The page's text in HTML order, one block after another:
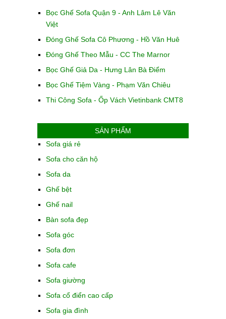
Bọc Ghế Sofa Quận 9 - Anh Lâm Lê Văn
Việt
Đóng Ghế Sofa Cô Phương - Hồ Văn Huê
Đóng Ghế Theo Mẫu - CC The Marnor
Bọc Ghế Giả Da - Hưng Lân Bà Điểm
Bọc Ghế Tiệm Vàng - Phạm Văn Chiêu
Thi Công Sofa - Ốp Vách Vietinbank CMT8
SẢN PHẨM
Sofa giá rẻ
Sofa cho căn hộ
Sofa da
Ghế bệt
Ghế nail
Bàn sofa đẹp
Sofa góc
Sofa đơn
Sofa cafe
Sofa giường
Sofa cổ điển cao cấp
Sofa gia đình